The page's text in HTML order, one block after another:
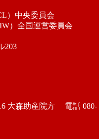
）中央委員会
）全国運営委員会
203
大森助産院方 電話 080-